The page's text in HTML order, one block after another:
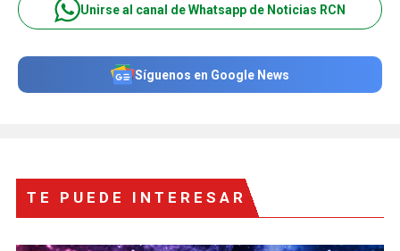
Unirse al canal de Whatsapp de Noticias RCN
Síguenos en Google News
TE PUEDE INTERESAR